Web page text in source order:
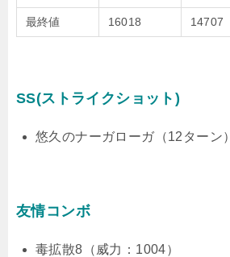
最終値 16018 14707
SS(ストライクショット)
悠久のナーガローガ（12ターン）
友情コンボ
毒拡散8（威力：1004）